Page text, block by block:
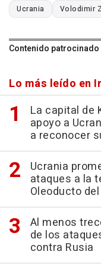
Ucrania Volodimir
Contenido patrocinado
Lo más leído en
La capital de
apoyo a
a reconocer
Ucrania
ataques a la
Oleoducto
Al menos
de los
contra Rusia